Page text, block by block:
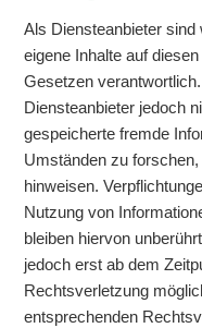
Als Diensteanbieter
eigene Inhalte auf
Gesetzen
Diensteanbieter jedoch
gespeicherte fremde
Umständen zu
hinweisen.
Nutzung von
bleiben hiervon
jedoch erst ab dem
Rechtsverletzung
entsprechenden